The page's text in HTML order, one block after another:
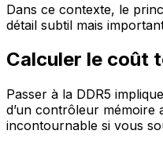
Dans ce contexte, le
détail subtil mais
Calculer le coût
Passer à la DDR5
d’un contrôleur mémoire
incontournable si vous